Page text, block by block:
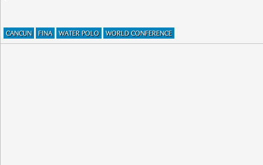
CANCUN FINA WATER POLO WORLD CONFERENCE